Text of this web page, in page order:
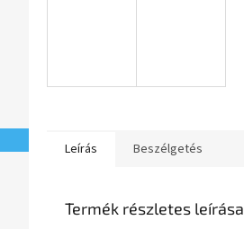
Leírás Beszélgetés
Termék részletes leírása